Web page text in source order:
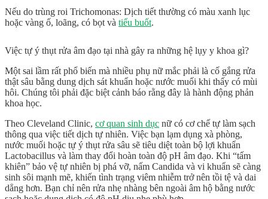
Nếu do trùng roi Trichomonas: Dịch tiết thường có màu xanh lục
hoặc vàng ố, loãng, có bọt và tiểu buốt.
Việc tự ý thụt rửa âm đạo tại nhà gây ra những hệ lụy y khoa gì?
Một sai lầm rất phổ biến mà nhiều phụ nữ mắc phải là cố gắng rửa
thật sâu bằng dung dịch sát khuẩn hoặc nước muối khi thấy có mùi
hôi. Chúng tôi phải đặc biệt cảnh báo rằng đây là hành động phản
khoa học.
Theo Cleveland Clinic, cơ quan sinh dục nữ có cơ chế tự làm sạch
thông qua việc tiết dịch tự nhiên. Việc bạn lạm dụng xà phòng,
nước muối hoặc tự ý thụt rửa sâu sẽ tiêu diệt toàn bộ lợi khuẩn
Lactobacillus và làm thay đổi hoàn toàn độ pH âm đạo. Khi “tấm
khiên” bảo vệ tự nhiên bị phá vỡ, nấm Candida và vi khuẩn sẽ càng
sinh sôi mạnh mẽ, khiến tình trạng viêm nhiễm trở nên tồi tệ và dai
dẳng hơn. Bạn chỉ nên rửa nhẹ nhàng bên ngoài âm hộ bằng nước